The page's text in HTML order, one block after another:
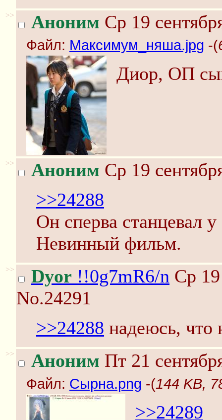
>> Аноним Ср 19
Файл: Максимум_няша.jpg -(
Диор, ОП
>> Аноним Ср 19
>>24288
Он сперва станцевал
Невинный фильм.
>> Dyor !!0g7mR6/n Ср
No.24291
>>24288 надеюсь, что
>> Аноним Пт 21
Файл: Сырна.png -(144 KB,
>>24289